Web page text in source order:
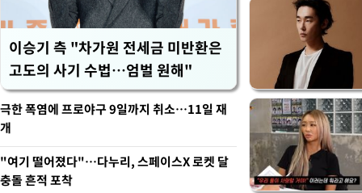
이승기 측 "차가원 전세금 미반환은
고도의 사기 수법…엄벌 원해"
극한 폭염에 프로야구 9일까지 취소…11일 재
개
"여기 떨어졌다"…다누리, 스페이스X 로켓 달
충돌 흔적 포착